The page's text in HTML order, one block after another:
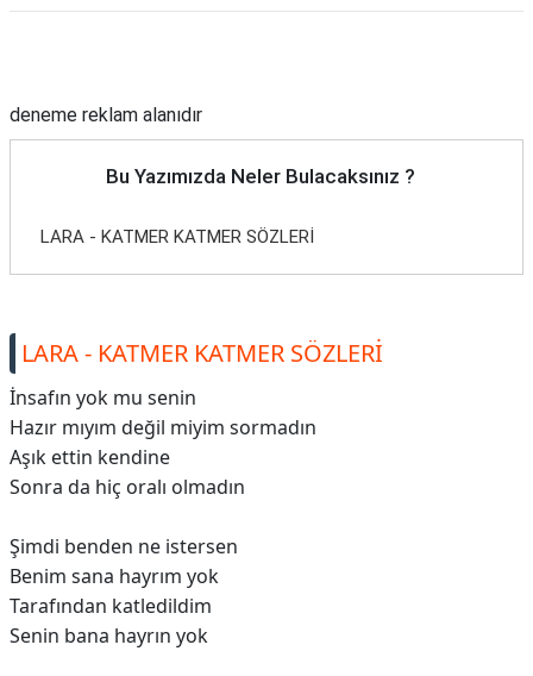
deneme reklam alanıdır
Bu Yazımızda Neler Bulacaksınız ?
LARA - KATMER KATMER SÖZLERİ
LARA - KATMER KATMER SÖZLERİ
İnsafın yok mu senin
Hazır mıyım değil miyim sormadın
Aşık ettin kendine
Sonra da hiç oralı olmadın
Şimdi benden ne istersen
Benim sana hayrım yok
Tarafından katledildim
Senin bana hayrın yok